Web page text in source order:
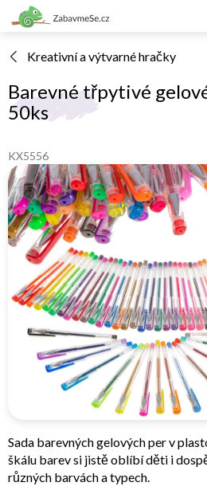
Přejít
na
Kreativní a výtvarné hračky
Barevné třpytivé
50ks
KX5556
Sada barevných gelových per v
škálu barev si jistě oblíbí děti i
různých barvách a typech.